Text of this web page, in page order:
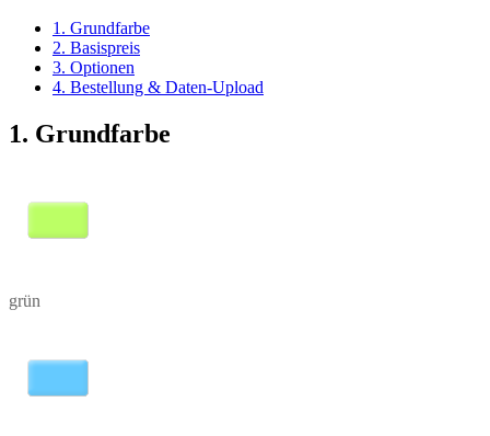
1. Grundfarbe
2. Basispreis
3. Optionen
4. Bestellung & Daten-Upload
1. Grundfarbe
grün